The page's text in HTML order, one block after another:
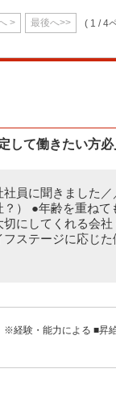
> 最後へ>> ( 1 / 4
して働きたい方必
社員に聞きました
？） ●年齢を重ね
切にしてくれる会
フステージに応じた
経験・能力による ■昇